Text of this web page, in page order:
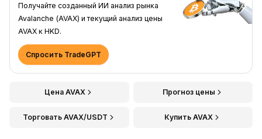
Получайте созданный ИИ анализ рынка
Avalanche (AVAX) и текущий анализ цены
AVAX к HKD.
Спросить TradeGPT
Цена AVAX Прогноз цены
Торговать AVAX/USDT Купить AVAX